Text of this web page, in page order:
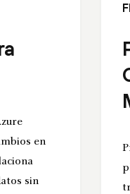
en
sin